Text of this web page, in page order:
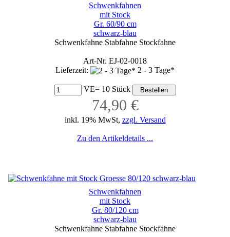
Schwenkfahnen
mit Stock
Gr. 60/90 cm
schwarz-blau
Schwenkfahne Stabfahne Stockfahne
Art-Nr. EJ-02-0018
Lieferzeit:
2 - 3 Tage*
VE= 10 Stück
74,90 €
inkl. 19% MwSt, zzgl. Versand
Zu den Artikeldetails ...
Schwenkfahnen
mit Stock
Gr. 80/120 cm
schwarz-blau
Schwenkfahne Stabfahne Stockfahne